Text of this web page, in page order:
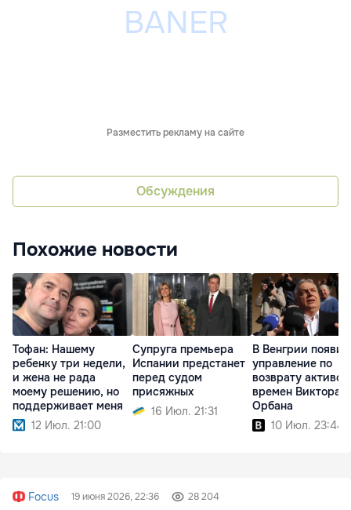
Разместить рекламу на сайте
Обсуждения
Похожие новости
Тофан: Нашему
ребенку три недели,
и жена не рада
моему решению, но
поддерживает меня
12 Июл. 21:00
Супруга премьера
Испании предстанет
перед судом
присяжных
16 Июл. 21:31
В Венгрии
управление по
возврату активов
времен Виктора
Орбана
10 Июл. 23:44
Focus 19 июня 2026, 22:36 28 204